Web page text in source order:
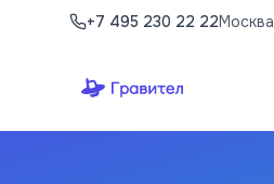
Перейти к содержимому
+7 495 230 22 22Москва